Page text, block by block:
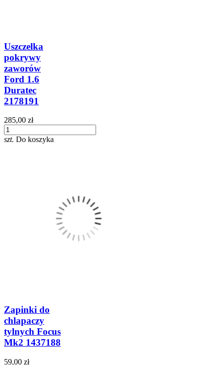
Uszczelka
pokrywy
zaworów
Ford 1.6
Duratec
2178191
285,00 zł
szt. Do koszyka
Zapinki do
chlapaczy
tylnych Focus
Mk2 1437188
59,00 zł